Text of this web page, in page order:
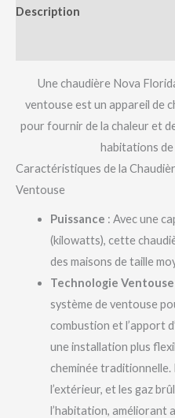
Description
Une chaudière Nova
ventouse est un appareil de
pour fournir de la chaleur et
habitations
Caractéristiques de la
Ventouse
Puissance : Avec une
(kilowatts), cette
des maisons de taille
Technologie Ventouse
système de ventouse
combustion et l’apport
une installation plus
cheminée traditionnelle.
l’extérieur, et les gaz
l’habitation, améliorant